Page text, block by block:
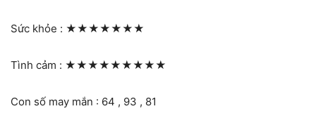
Sức khỏe : ★★★★★★★
Tình cảm : ★★★★★★★★★
Con số may mắn : 64 , 93 , 81